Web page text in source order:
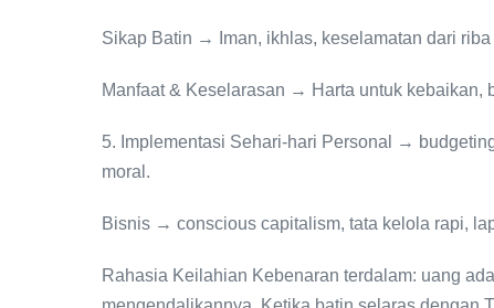
Sikap Batin → Iman, ikhlas, keselamatan dari
Manfaat & Keselarasan → Harta untuk kebaikan,
5. Implementasi Sehari-hari Personal →
moral.
Bisnis → conscious capitalism, tata kelola rapi,
Rahasia Keilahian Kebenaran terdalam: uang